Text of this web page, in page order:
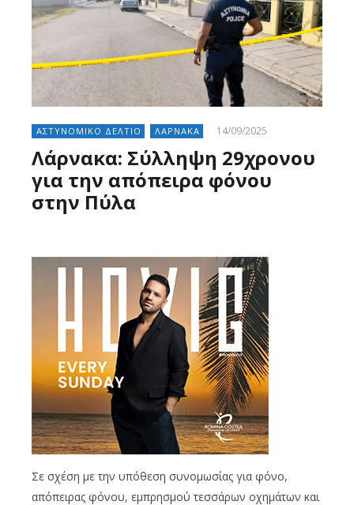
ΑΣΤΥΝΟΜΙΚΟ ΔΕΛΤΙΟ ΛΑΡΝΑΚΑ 14/09/2025
Λάρνακα: Σύλληψη 29χρονου
για την απόπειρα φόνου
στην Πύλα
Σε σχέση με την υπόθεση συνομωσίας για φόνο,
απόπειρας φόνου, εμπρησμού τεσσάρων οχημάτων και